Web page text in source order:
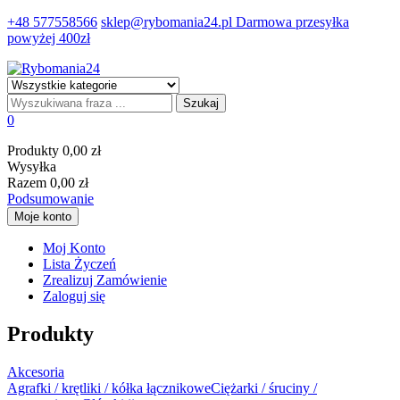
+48 577558566 sklep@rybomania24.pl Darmowa przesyłka
powyżej 400zł
Szukaj
0
Produkty 0,00 zł
Wysyłka
Razem 0,00 zł
Podsumowanie
Moje konto
Moj Konto
Lista Życzeń
Zrealizuj Zamówienie
Zaloguj się
Produkty
Akcesoria
Agrafki / krętliki / kółka łącznikoweCiężarki / śruciny /